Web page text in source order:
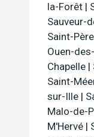
la-Forêt |
Sauveur-
Saint-
Ouen-
Chapelle |
Saint-
sur-Ille |
Malo-de-
M'Hervé |